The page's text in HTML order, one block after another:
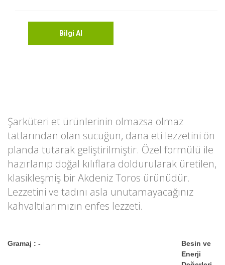
Bilgi Al
Şarküteri et ürünlerinin olmazsa olmaz
tatlarından olan sucuğun, dana eti lezzetini ön
planda tutarak geliştirilmiştir. Özel formülü ile
hazırlanıp doğal kılıflara doldurularak üretilen,
klasikleşmiş bir Akdeniz Toros ürünüdür.
Lezzetini ve tadını asla unutamayacağınız
kahvaltılarımızın enfes lezzeti.
Gramaj : -
Besin ve
Enerji